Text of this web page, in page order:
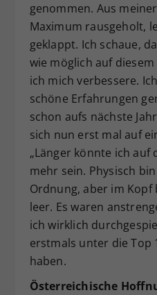
genommen. Aus
Maximum rausgeholt,
geklappt. Ich schaue,
wie möglich auf
ich mich verbessere.
schöne Erfahrungen
schon aufs nächste
sich nun erst mal auf
„Länger könnte ich
mehr sein. Physisch
Ordnung, aber im
leer. Es waren
ich wirklich
erstmals unter die Top
haben.
Österreichische